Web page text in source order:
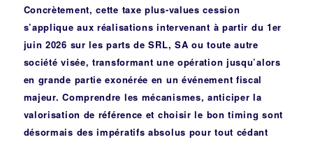
Concrètement, cette taxe plus-values cession
s’applique aux réalisations intervenant à partir du 1er
juin 2026 sur les parts de SRL, SA ou toute autre
société visée, transformant une opération jusqu’alors
en grande partie exonérée en un événement fiscal
majeur. Comprendre les mécanismes, anticiper la
valorisation de référence et choisir le bon timing sont
désormais des impératifs absolus pour tout cédant